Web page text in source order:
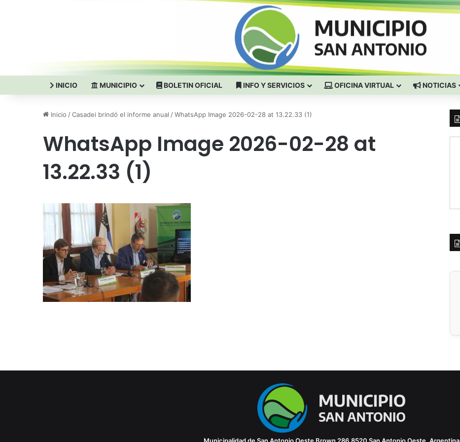
INICIO MUNICIPIO BOLETIN OFICIAL INFO Y SERVICIOS OFICINA VIRTUAL NOTICIAS
Inicio /Casadei brindó el informe anual /WhatsApp Image 2026-02-28 at 13.22.33 (1)
WhatsApp Image 2026-02-28 at
13.22.33 (1)